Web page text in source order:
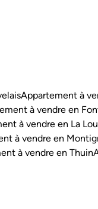
Appartement à
à vendre en
à vendre en La
à vendre en
à vendre en Thuin